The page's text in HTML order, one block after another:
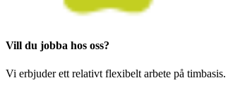
Vill du jobba hos oss?
Vi erbjuder ett relativt flexibelt arbete på timbasis.